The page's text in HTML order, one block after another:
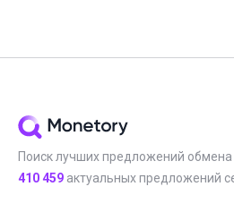
Поиск лучших предложений
410 459 актуальных предложений